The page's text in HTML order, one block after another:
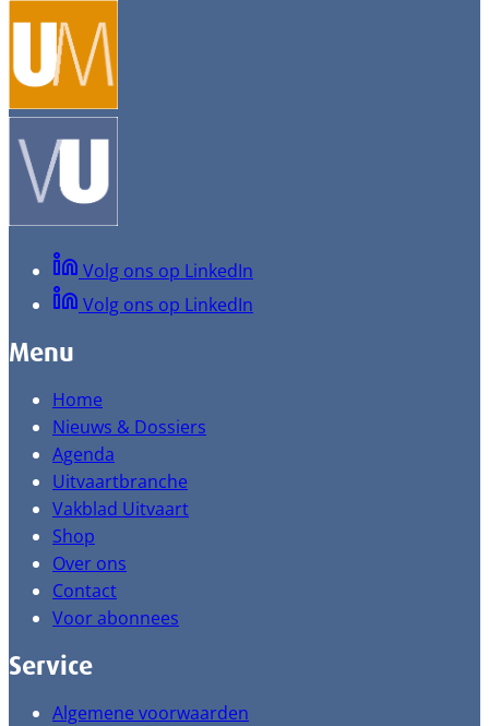
Volg ons op LinkedIn
Volg ons op LinkedIn
Menu
Home
Nieuws & Dossiers
Agenda
Uitvaartbranche
Vakblad Uitvaart
Shop
Over ons
Contact
Voor abonnees
Service
Algemene voorwaarden